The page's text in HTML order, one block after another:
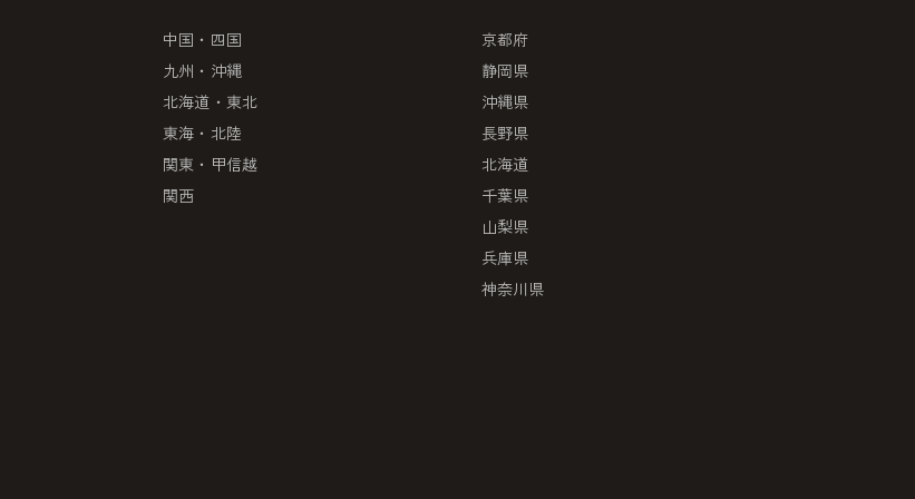
中国・四国
九州・沖縄
北海道・東北
東海・北陸
関東・甲信越
関西
京都府
静岡県
沖縄県
長野県
北海道
千葉県
山梨県
兵庫県
神奈川県